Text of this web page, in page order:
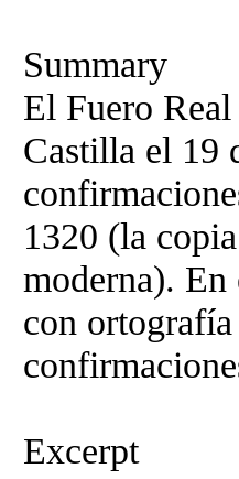
Summary
El Fuero
Castilla el 19
1320 (la
moderna). En
con
Excerpt